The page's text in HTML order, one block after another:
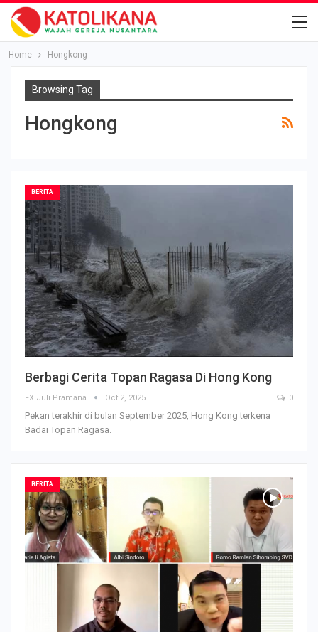
Home Hongkong
Browsing Tag
Hongkong
BERITA
Berbagi Cerita Topan Ragasa Di Hong Kong
FX Juli Pramana Oct 2, 2025 0
Pekan terakhir di bulan September 2025, Hong Kong terkena
Badai Topan Ragasa.
BERITA